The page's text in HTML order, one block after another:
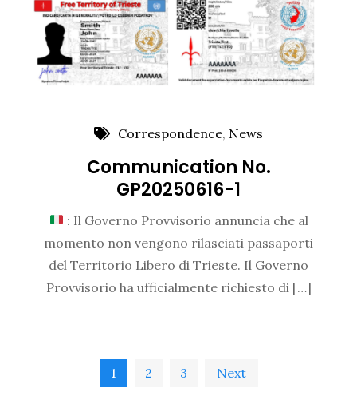
Correspondence, News
Communication No.
GP20250616-1
: Il Governo Provvisorio annuncia che al
momento non vengono rilasciati passaporti
del Territorio Libero di Trieste. Il Governo
Provvisorio ha ufficialmente richiesto di […]
Posts 1 2 3 Next